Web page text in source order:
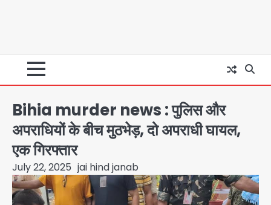
Bihia murder news : पुलिस और
अपराधियों के बीच मुठभेड़, दो अपराधी घायल,
एक गिरफ्तार
July 22, 2025 jai hind janab